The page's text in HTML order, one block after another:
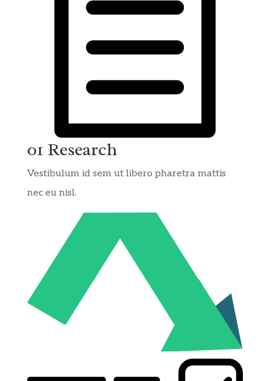
01 Research
Vestibulum id sem ut libero pharetra mattis
nec eu nisl.